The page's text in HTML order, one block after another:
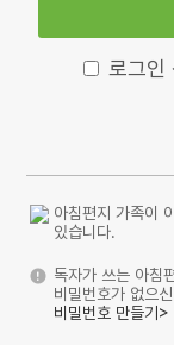
로그인
아침편지 가족이
있습니다.
독자가 쓰는 아침
비밀번호가 없으
비밀번호 만들기>